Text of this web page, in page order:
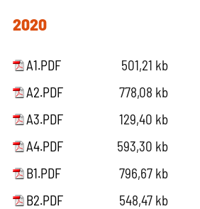
2020
A1.PDF
501,21 kb
A2.PDF
778,08 kb
A3.PDF
129,40 kb
A4.PDF
593,30 kb
B1.PDF
796,67 kb
B2.PDF
548,47 kb